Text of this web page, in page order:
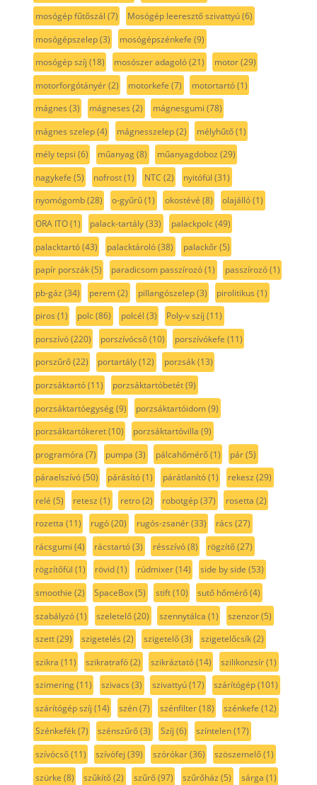
mosógép fűtőszál (7) Mosógép leeresztő szivattyú(6)
mosógépszelep(3) mosógépszénkefe (9)
mosógép szíj (18) mosószer adagoló(21) motor(29)
motorforgótányér(2) motorkefe (7) motortartó(1)
mágnes (3) mágneses (2) mágnesgumi (78)
mágnes szelep(4) mágnesszelep(2) mélyhűtő(1)
mély tepsi (6) műanyag(8) műanyagdoboz (29)
nagykefe (5) nofrost(1) NTC (2) nyitófül (31)
nyomógomb(28) o-gyűrű(1) okostévé (8) olajálló(1)
ORA ITO(1) palack-tartály(33) palackpolc(49)
palacktartó(43) palacktároló(38) palackőr(5)
papír porszák(5) paradicsom passzírozó(1) passzírozó(1)
pb-gáz (34) perem(2) pillangószelep(3) pirolitikus (1)
piros (1) polc(86) polcél (3) Poly-v szíj (11)
porszívó(220) porszívócső(10) porszívókefe (11)
porszűrő(22) portartály(12) porzsák(13)
porzsáktartó(11) porzsáktartóbetét(9)
porzsáktartóegység(9) porzsáktartóidom(9)
porzsáktartókeret(10) porzsáktartóvilla (9)
programóra (7) pumpa (3) pálcahőmérő(1) pár(5)
páraelszívó(50) párásító(1) párátlanító(1) rekesz (29)
relé (5) retesz (1) retro(2) robotgép(37) rosetta (2)
rozetta (11) rugó(20) rugós-zsanér(33) rács (27)
rácsgumi (4) rácstartó(3) résszívó(8) rögzítő(27)
rögzítőfül (1) rövid(1) rúdmixer(14) side by side (53)
smoothie (2) SpaceBox(5) stift(10) sutő hőmérő(4)
szabályzó(1) szeletelő(20) szennytálca (1) szenzor(5)
szett(29) szigetelés (2) szigetelő(3) szigetelőcsík(2)
szikra (11) szikratrafó(2) szikráztató(14) szilikonzsír(1)
szimering(11) szivacs (3) szivattyú(17) szárítógép(101)
szárítógép szíj (14) szén(7) szénfilter(18) szénkefe (12)
Szénkefék(7) szénszűrő(3) Szíj (6) színtelen(17)
szívócső(11) szívófej (39) szórókar(36) szöszemelő(1)
szürke (8) szűkítő(2) szűrő(97) szűrőház (5) sárga (1)